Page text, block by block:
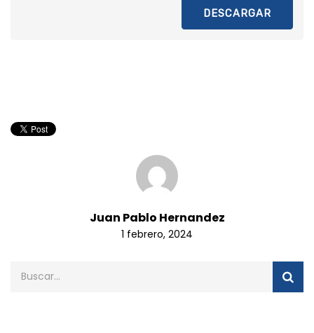
DESCARGAR
Juan Pablo Hernandez
1 febrero, 2024